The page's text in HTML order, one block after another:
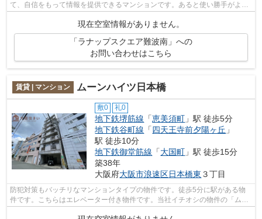
て、自信をもって情報を提供できるマンションです。あると使い勝手がよく
現在空室情報がありません。
「ラナップスクエア難波南」への
お問い合わせはこちら
賃貸 | マンション ムーンハイツ日本橋
敷0 礼0
地下鉄堺筋線 「恵美須町 」駅 徒歩5分
地下鉄谷町線 「四天王寺前夕陽ヶ丘 」
駅 徒歩10分
地下鉄御堂筋線 「大国町 」駅 徒歩15分
築38年
大阪府大阪市浪速区日本橋東 ３丁目
防犯対策もバッチリなマンションタイプの物件です。徒歩5分に駅がある物
件です。こちらはエレベーター付き物件です。当社イチオシの物件の「ムー